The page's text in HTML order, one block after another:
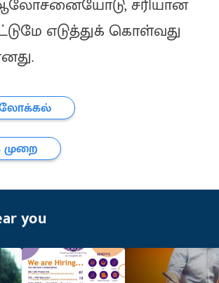
சரியான
எடுத்துக் கொள்வது
you